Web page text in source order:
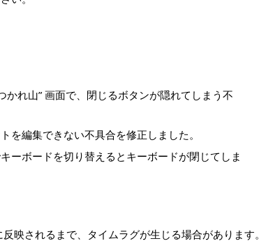
かれ山” 画面で、閉じるボタンが隠れてしまう不
を編集できない不具合を修正しました。
ーボードを切り替えるとキーボードが閉じてしま
映されるまで、タイムラグが生じる場合があります。